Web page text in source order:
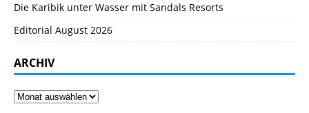
Die Karibik unter Wasser mit Sandals Resorts
Editorial August 2026
ARCHIV